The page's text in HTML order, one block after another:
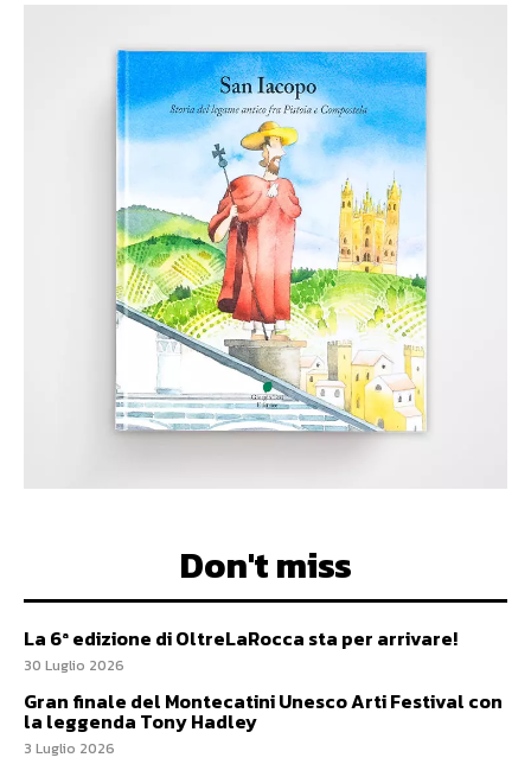
Don't miss
La 6ª edizione di OltreLaRocca sta per arrivare!
30 Luglio 2026
Gran finale del Montecatini Unesco Arti Festival con
la leggenda Tony Hadley
3 Luglio 2026